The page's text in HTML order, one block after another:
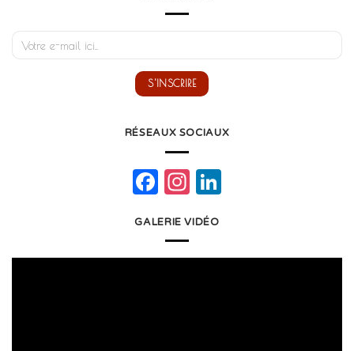
RÉSEAUX SOCIAUX
Facebook
Instagram
GALERIE VIDÉO